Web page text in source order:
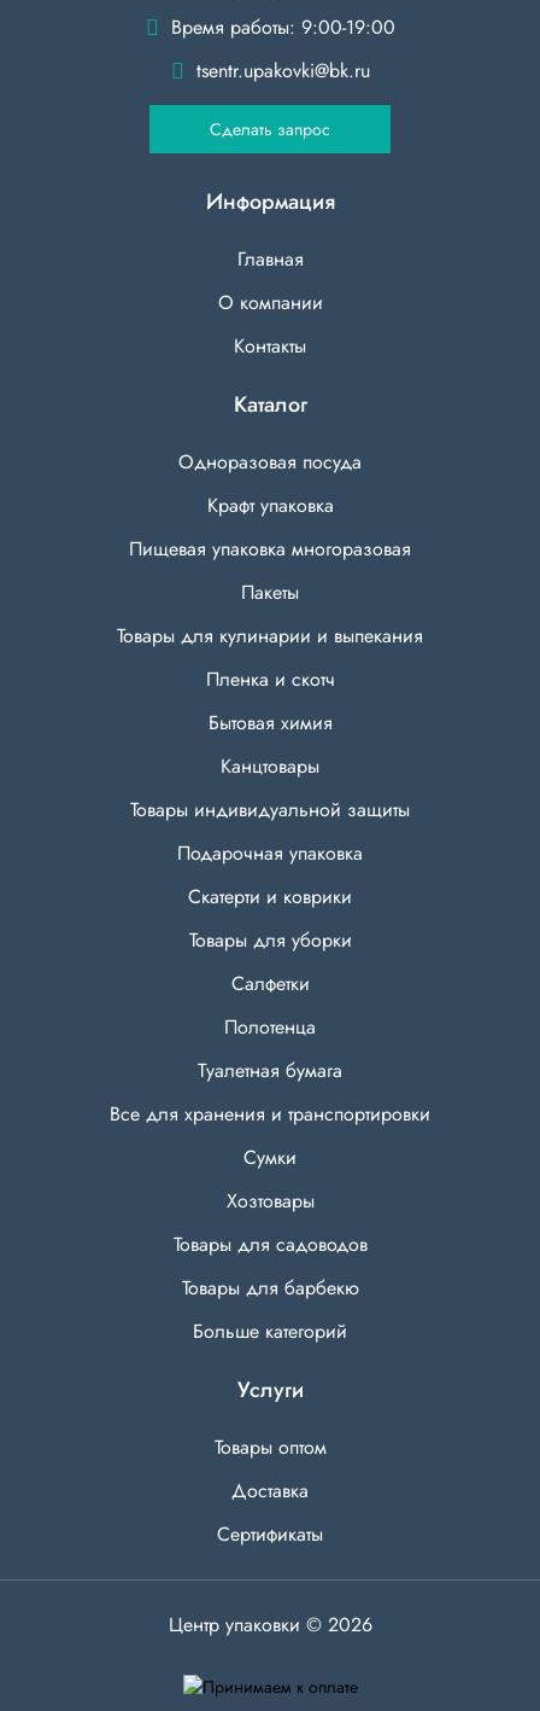
Время работы: 9:00-19:00
tsentr.upakovki@bk.ru
Сделать запрос
Информация
Главная
О компании
Контакты
Каталог
Одноразовая посуда
Крафт упаковка
Пищевая упаковка многоразовая
Пакеты
Товары для кулинарии и выпекания
Пленка и скотч
Бытовая химия
Канцтовары
Товары индивидуальной защиты
Подарочная упаковка
Скатерти и коврики
Товары для уборки
Салфетки
Полотенца
Туалетная бумага
Все для хранения и транспортировки
Сумки
Хозтовары
Товары для садоводов
Товары для барбекю
Больше категорий
Услуги
Товары оптом
Доставка
Сертификаты
Центр упаковки © 2026